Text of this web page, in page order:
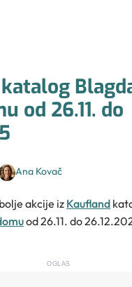
od 26.11. do
Ana Kovač
akcije iz Kaufland
od 26.11. do
OGLAS